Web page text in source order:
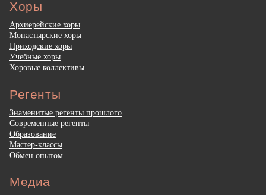
Хоры
Архиерейские хоры
Монастырские хоры
Приходские хоры
Учебные хоры
Хоровые коллективы
Регенты
Знаменитые регенты прошлого
Современные регенты
Образование
Мастер-классы
Обмен опытом
Медиа